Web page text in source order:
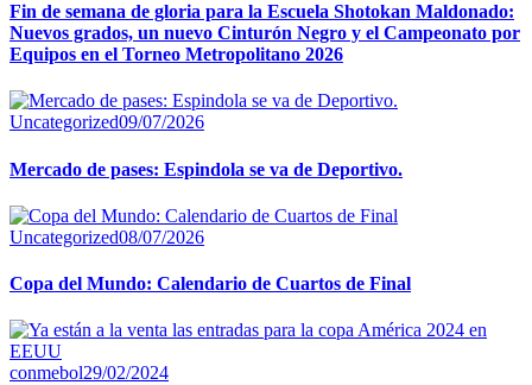
Fin de semana de gloria para la Escuela Shotokan Maldonado:
Nuevos grados, un nuevo Cinturón Negro y el Campeonato por
Equipos en el Torneo Metropolitano 2026
Uncategorized09/07/2026
Mercado de pases: Espindola se va de Deportivo.
Uncategorized08/07/2026
Copa del Mundo: Calendario de Cuartos de Final
conmebol29/02/2024